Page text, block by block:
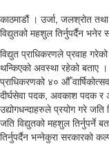
काठमाडौं । उर्जा, जलश्रोत
विद्युतको महशुल तिर्नुपर्दैन
विद्युत प्राधिकरणले प्रवाह
थन्किएको अवस्था रहेको बताए ।
प्राधिकरणको ४० औँ
दीर्घसेवा पदक, अवकाश पदक र
उद्योगधन्दाहरुले प्रयोग गरे
जति विद्युतको महशुल तिर्नुपर्ने
तिर्नुपर्दैन भन्नेकुरा सरकारको